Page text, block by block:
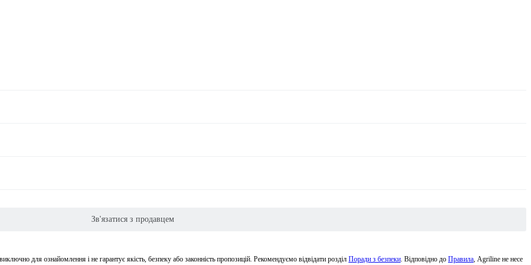
Зв'язатися з продавцем
для ознайомлення і не гарантує якість, безпеку або законність пропозицій. Рекомендуємо відвідати розділ Поради з безпеки. Відповідно до Правила, Agriline не несе